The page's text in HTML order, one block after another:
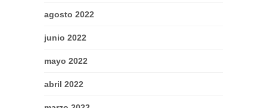
agosto 2022
junio 2022
mayo 2022
abril 2022